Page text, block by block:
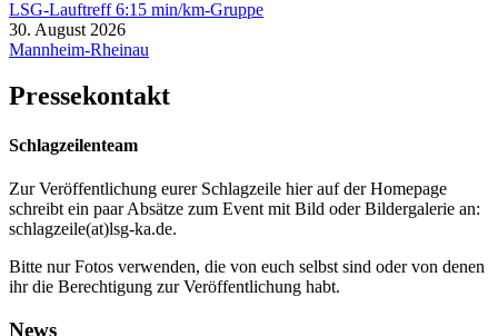
LSG-Lauftreff 6:15 min/km-Gruppe
30. August 2026
Mannheim-Rheinau
Pressekontakt
Schlagzeilenteam
Zur Veröffentlichung eurer Schlagzeile hier auf der Homepage
schreibt ein paar Absätze zum Event mit Bild oder Bildergalerie an:
schlagzeile(at)lsg-ka.de.
Bitte nur Fotos verwenden, die von euch selbst sind oder von denen
ihr die Berechtigung zur Veröffentlichung habt.
News